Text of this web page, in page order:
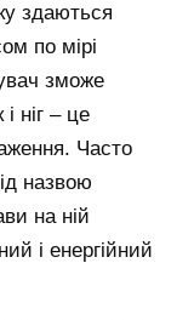
здаються
по мірі
зможе
ніг – це
Часто
назвою
на ній
і енергійний